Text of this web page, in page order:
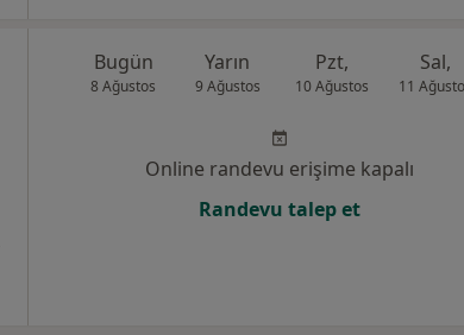
Bugün
8 Ağustos
Yarın
9 Ağustos
Pzt,
10 Ağustos
Sal,
11
Online randevu erişime kapalı
Randevu talep et